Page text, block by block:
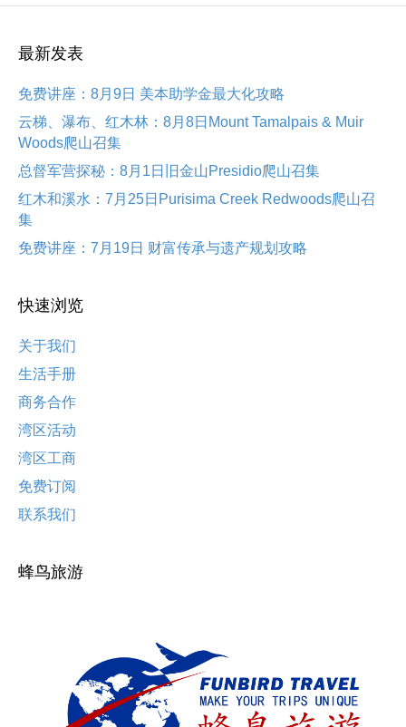
最新发表
免费讲座：8月9日 美本助学金最大化攻略
云梯、瀑布、红木林：8月8日Mount Tamalpais & Muir
Woods爬山召集
总督军营探秘：8月1日旧金山Presidio爬山召集
红木和溪水：7月25日Purisima Creek Redwoods爬山召
集
免费讲座：7月19日 财富传承与遗产规划攻略
快速浏览
关于我们
生活手册
商务合作
湾区活动
湾区工商
免费订阅
联系我们
蜂鸟旅游